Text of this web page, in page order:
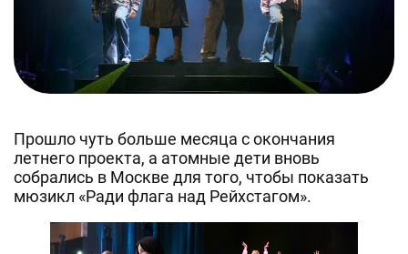
Прошло чуть больше месяца с окончания
летнего проекта, а атомные дети вновь
собрались в Москве для того, чтобы показать
мюзикл «Ради флага над Рейхстагом».